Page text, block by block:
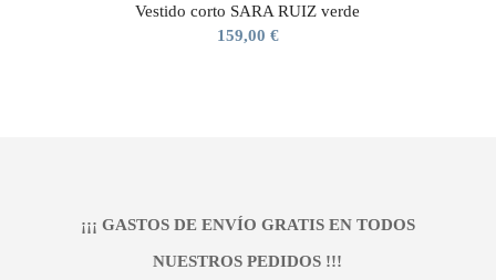
Vestido corto SARA RUIZ verde
159,00 €
¡¡¡ GASTOS DE ENVÍO GRATIS EN TODOS
NUESTROS PEDIDOS !!!